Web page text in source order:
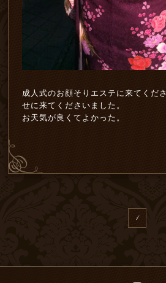
成人式のお顔そりエステに来てくだ
せに来てくださいました。
お天気が良くてよかった。
1